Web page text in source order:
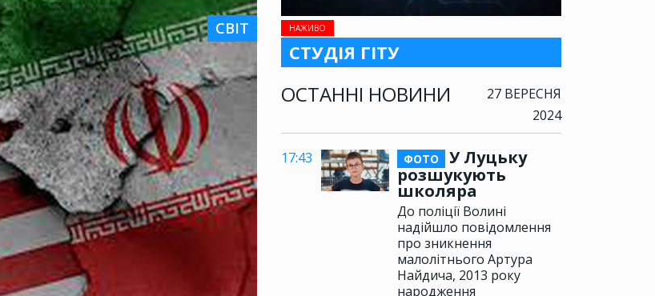
НАЖИВО
СТУДІЯ ГІТУ
ОСТАННІ НОВИНИ
27 ВЕРЕСНЯ
2024
17:43 ФОТО
У Луцьку
розшукують
школяра
До поліції Волині
надійшло повідомлення
про зникнення
малолітнього Артура
Найдича, 2013 року
народження
СВІТ